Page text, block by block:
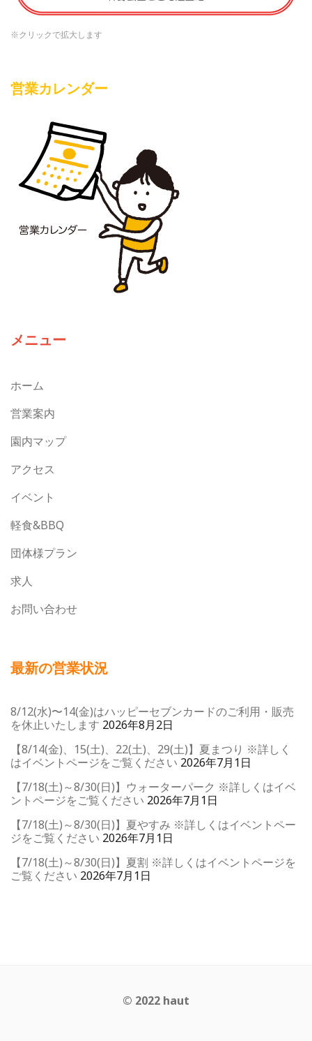
※クリックで拡大します
営業カレンダー
メニュー
ホーム
営業案内
園内マップ
アクセス
イベント
軽食&BBQ
団体様プラン
求人
お問い合わせ
最新の営業状況
8/12(水)〜14(金)はハッピーセブンカードのご利用・販売
を休止いたします 2026年8月2日
【8/14(金)、15(土)、22(土)、29(土)】夏まつり ※詳しく
はイベントページをご覧ください 2026年7月1日
【7/18(土)～8/30(日)】ウォーターパーク ※詳しくはイベ
ントページをご覧ください 2026年7月1日
【7/18(土)～8/30(日)】夏やすみ ※詳しくはイベントペー
ジをご覧ください 2026年7月1日
【7/18(土)～8/30(日)】夏割 ※詳しくはイベントページを
ご覧ください 2026年7月1日
©︎ 2022 haut